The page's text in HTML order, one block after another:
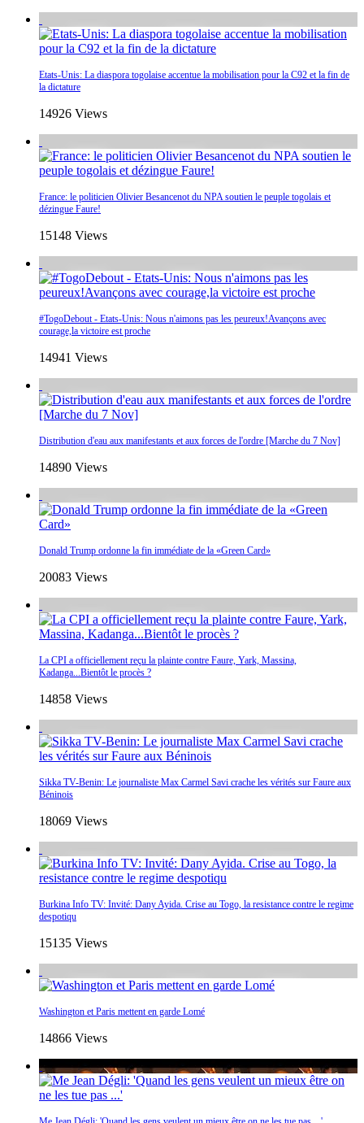
Etats-Unis: La diaspora togolaise accentue la mobilisation pour la C92 et la fin de
la dictature
14926 Views
France: le politicien Olivier Besancenot du NPA soutien le peuple togolais et
dézingue Faure!
15148 Views
#TogoDebout - Etats-Unis: Nous n'aimons pas les peureux!Avançons avec
courage,la victoire est proche
14941 Views
Distribution d'eau aux manifestants et aux forces de l'ordre [Marche du 7 Nov]
14890 Views
Donald Trump ordonne la fin immédiate de la «Green Card»
20083 Views
La CPI a officiellement reçu la plainte contre Faure, Yark, Massina,
Kadanga...Bientôt le procès ?
14858 Views
Sikka TV-Benin: Le journaliste Max Carmel Savi crache les vérités sur Faure aux
Béninois
18069 Views
Burkina Info TV: Invité: Dany Ayida. Crise au Togo, la resistance contre le regime
despotiqu
15135 Views
Washington et Paris mettent en garde Lomé
14866 Views